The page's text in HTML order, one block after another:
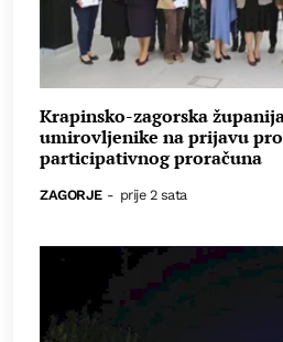
Krapinsko-zagorska
umirovljenike na prijavu
participativnog proračuna
ZAGORJE - prije 2 sata